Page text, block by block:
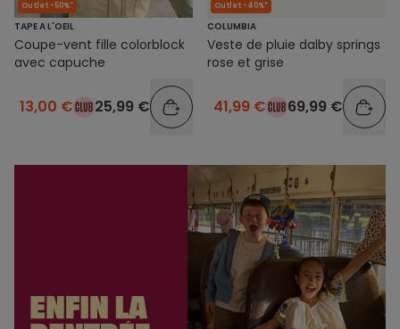
Outlet -50%*
TAPE A L'OEIL
Coupe-vent fille colorblock
avec capuche
13,00 € 25,99 €
Outlet -40%*
COLUMBIA
Veste de pluie dalby springs
rose et grise
41,99 € 69,99 €